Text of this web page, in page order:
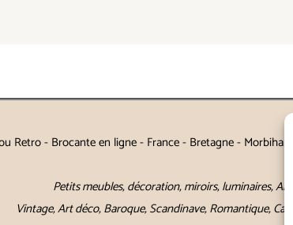
Retro - Brocante en ligne - France - Bretagne -
Petits meubles, décoration, miroirs, luminaires,
Vintage, Art déco, Baroque, Scandinave, Romantique,